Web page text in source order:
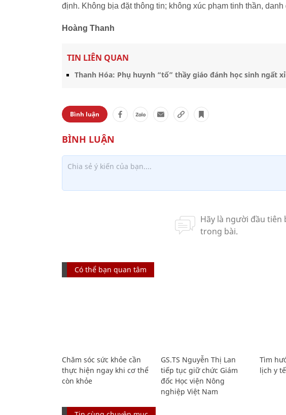
định. Không bịa đặt thông tin; không xúc phạm tinh thần,
Hoàng Thanh
TIN LIÊN QUAN
Thanh Hóa: Phụ huynh “tố” thầy giáo đánh học sinh ngất
Bình luận
Có thể bạn quan tâm
Chăm sóc sức khỏe cần
thực hiện ngay khi cơ thể
còn khỏe
GS.TS Nguyễn Thị Lan
tiếp tục giữ chức Giám
đốc Học viện Nông
nghiệp Việt Nam
Tìm
lịch y tế